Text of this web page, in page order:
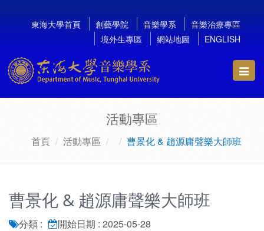
東海大學首頁 創藝學院 音樂學系
音樂治療專區
境外生專區
網站地圖 ENGLISH
活動專區
首頁 活動專區 曹景化 & 趙源庸聲樂大師班
曹景化 & 趙源庸聲樂大師班
分類 :
開始日期 : 2025-05-28